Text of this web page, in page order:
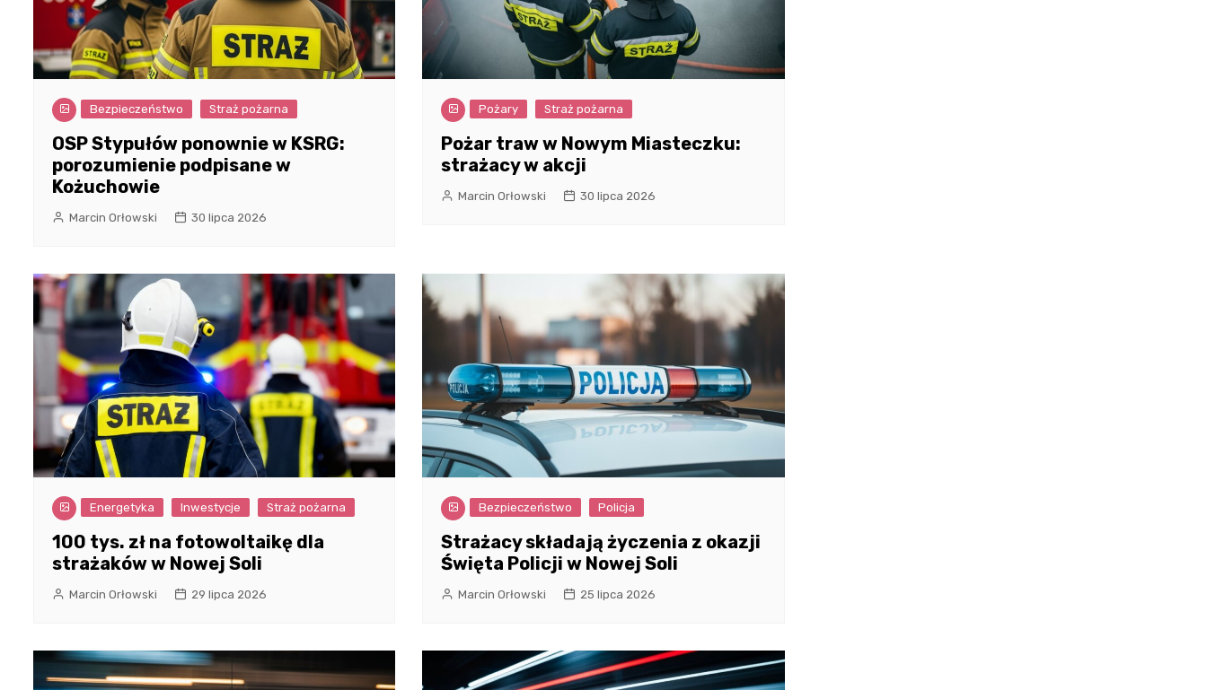
Bezpieczeństwo Straż pożarna
OSP Stypułów ponownie w KSRG:
porozumienie podpisane w
Kożuchowie
Marcin Orłowski 30 lipca 2026
Pożary Straż pożarna
Pożar traw w Nowym Miasteczku:
strażacy w akcji
Marcin Orłowski 30 lipca 2026
Energetyka Inwestycje Straż pożarna
100 tys. zł na fotowoltaikę dla
strażaków w Nowej Soli
Marcin Orłowski 29 lipca 2026
Bezpieczeństwo Policja
Strażacy składają życzenia z okazji
Święta Policji w Nowej Soli
Marcin Orłowski 25 lipca 2026